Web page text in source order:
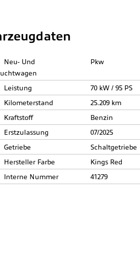
Neu- Und
Pkw
Leistung
70 kW / 95 PS
Kilometerstand
25.209 km
Kraftstoff
Benzin
Erstzulassung
07/2025
Getriebe
Schaltgetriebe
Hersteller Farbe
Kings Red
Interne Nummer
41279